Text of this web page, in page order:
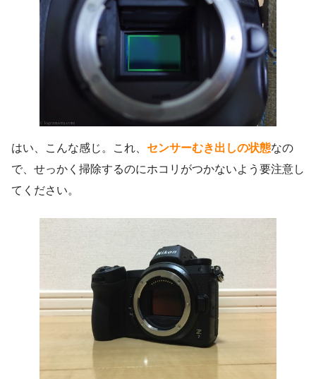
はい、こんな感じ。これ、 センサーむき出しの状態なの
で、せっかく掃除するのにホコリがつかないよう要注意し
てください。